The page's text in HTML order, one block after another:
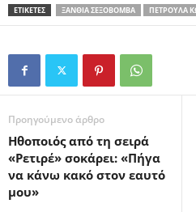
ΕΤΙΚΕΤΕΣ ΞΑΝΘΙΆ ΣΕΞΟΒΌΜΒΑ ΠΕΤΡΟΎΛΑ
Προηγούμενο άρθρο
Ηθοποιός από τη σειρά
«Ρετιρέ» σοκάρει: «Πήγα
να κάνω κακό στον εαυτό
μου»